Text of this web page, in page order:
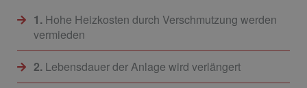
1.Hohe Heizkosten durch Verschmutzung werden
vermieden
2.Lebensdauer der Anlage wird verlängert